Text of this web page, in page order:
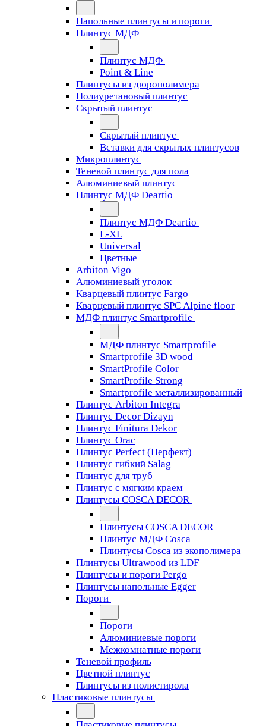
Напольные плинтусы и пороги
Плинтус МДФ
Плинтус МДФ
Point & Line
Плинтусы из дюрополимера
Полиуретановый плинтус
Скрытый плинтус
Скрытый плинтус
Вставки для скрытых плинтусов
Микроплинтус
Теневой плинтус для пола
Алюминиевый плинтус
Плинтус МДФ Deartio
Плинтус МДФ Deartio
L-XL
Universal
Цветные
Arbiton Vigo
Алюминиевый уголок
Кварцевый плинтус Fargo
Кварцевый плинтус SPC Alpine floor
МДФ плинтус Smartprofile
МДФ плинтус Smartprofile
Smartprofile 3D wood
SmartProfile Color
SmartProfile Strong
Smartprofile металлизированный
Плинтус Arbiton Integra
Плинтус Decor Dizayn
Плинтус Finitura Dekor
Плинтус Orac
Плинтус Perfect (Перфект)
Плинтус гибкий Salag
Плинтус для труб
Плинтус с мягким краем
Плинтусы COSCA DECOR
Плинтусы COSCA DECOR
Плинтус МДФ Cosca
Плинтусы Cosca из экополимера
Плинтусы Ultrawood из LDF
Плинтусы и пороги Pergo
Плинтусы напольные Egger
Пороги
Пороги
Алюминиевые пороги
Межкомнатные пороги
Теневой профиль
Цветной плинтус
Плинтусы из полистирола
Пластиковые плинтусы